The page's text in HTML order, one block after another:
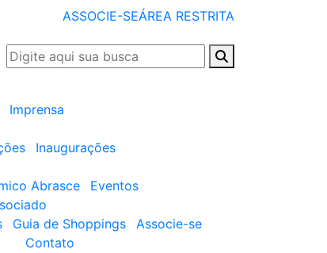
ASSOCIE-SEÁREA RESTRITA
Imprensa
Inaugurações
Abrasce
Eventos
Guia de Shoppings
Associe-se
Contato